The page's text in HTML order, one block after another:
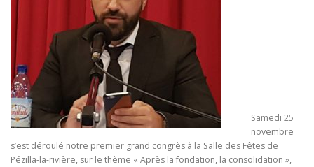
Samedi 25
novembre
s’est déroulé notre premier grand congrès à la Salle des Fêtes de
Pézilla-la-rivière, sur le thème « Après la fondation, la consolidation »,